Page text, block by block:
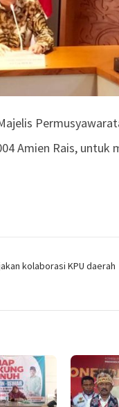
Amien Rais, untuk
kolaborasi KPU daerah